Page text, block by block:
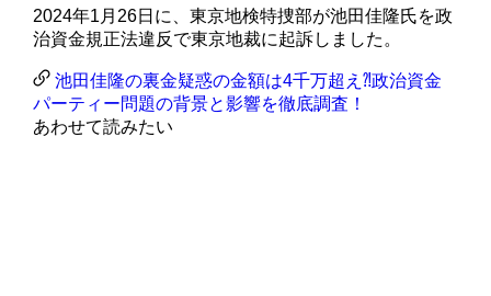
2024年1月26日に、東京地検特捜部が池田佳隆氏を政
治資金規正法違反で東京地裁に起訴しました。
池田佳隆の裏金疑惑の金額は4千万超え⁈政治資金
パーティー問題の背景と影響を徹底調査！
あわせて読みたい